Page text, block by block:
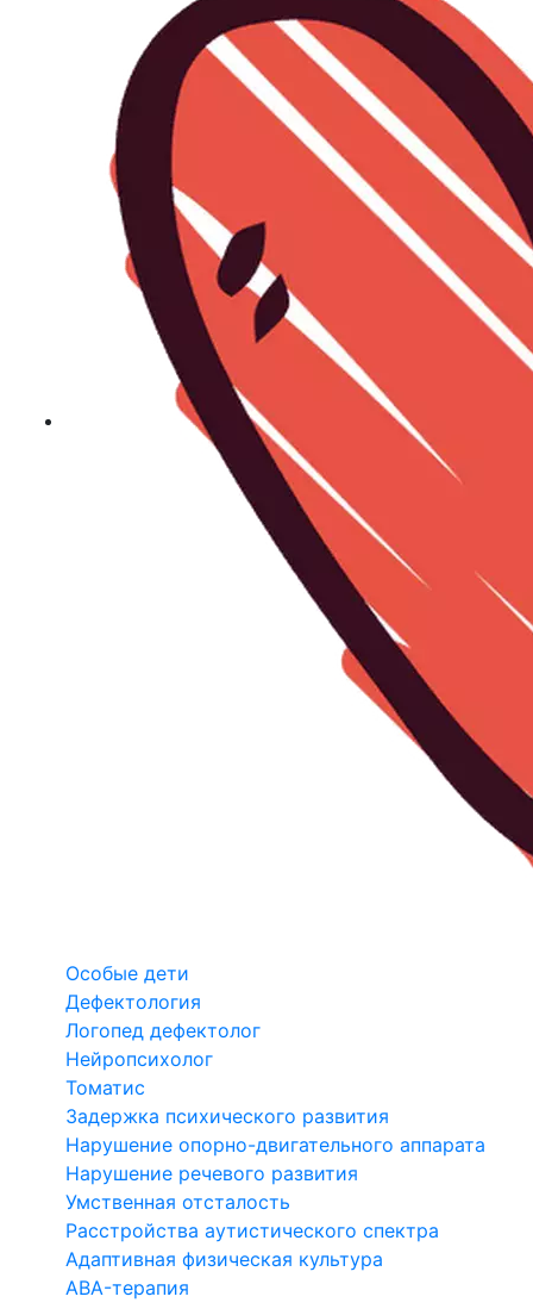
Особые дети
Дефектология
Логопед дефектолог
Нейропсихолог
Томатис
Задержка психического развития
Нарушение опорно-двигательного аппарата
Нарушение речевого развития
Умственная отсталость
Расстройства аутистического спектра
Адаптивная физическая культура
ABA-терапия